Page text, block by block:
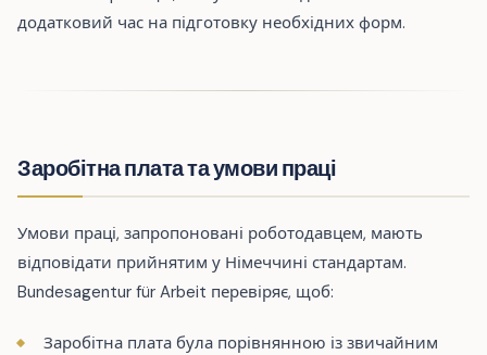
додатковий час на підготовку необхідних форм.
Заробітна плата та умови праці
Умови праці, запропоновані роботодавцем, мають
відповідати прийнятим у Німеччині стандартам.
Bundesagentur für Arbeit перевіряє, щоб:
Заробітна плата була порівнянною із звичайним